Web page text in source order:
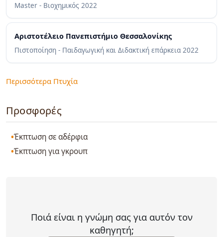
Master - Βιοχημικός 2022
Αριστοτέλειο Πανεπιστήμιο Θεσσαλονίκης
Πιστοποίηση - Παιδαγωγική και Διδακτική επάρκεια 2022
Περισσότερα Πτυχία
Προσφορές
Έκπτωση σε αδέρφια
Έκπτωση για γκρουπ
Ποιά είναι η γνώμη σας για αυτόν τον
καθηγητή;